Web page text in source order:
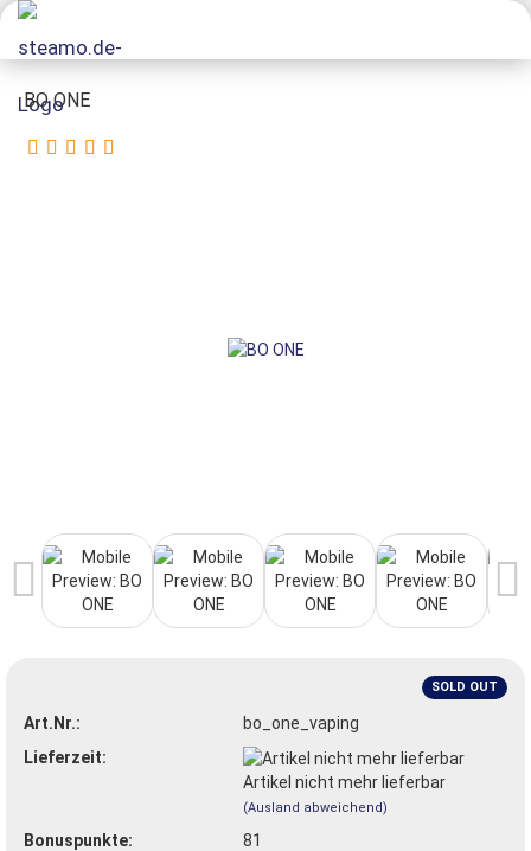
BO ONE
SOLD OUT
Art.Nr.:
bo_one_vaping
Lieferzeit:
Artikel nicht mehr lieferbar
(Ausland abweichend)
Bonuspunkte: 81